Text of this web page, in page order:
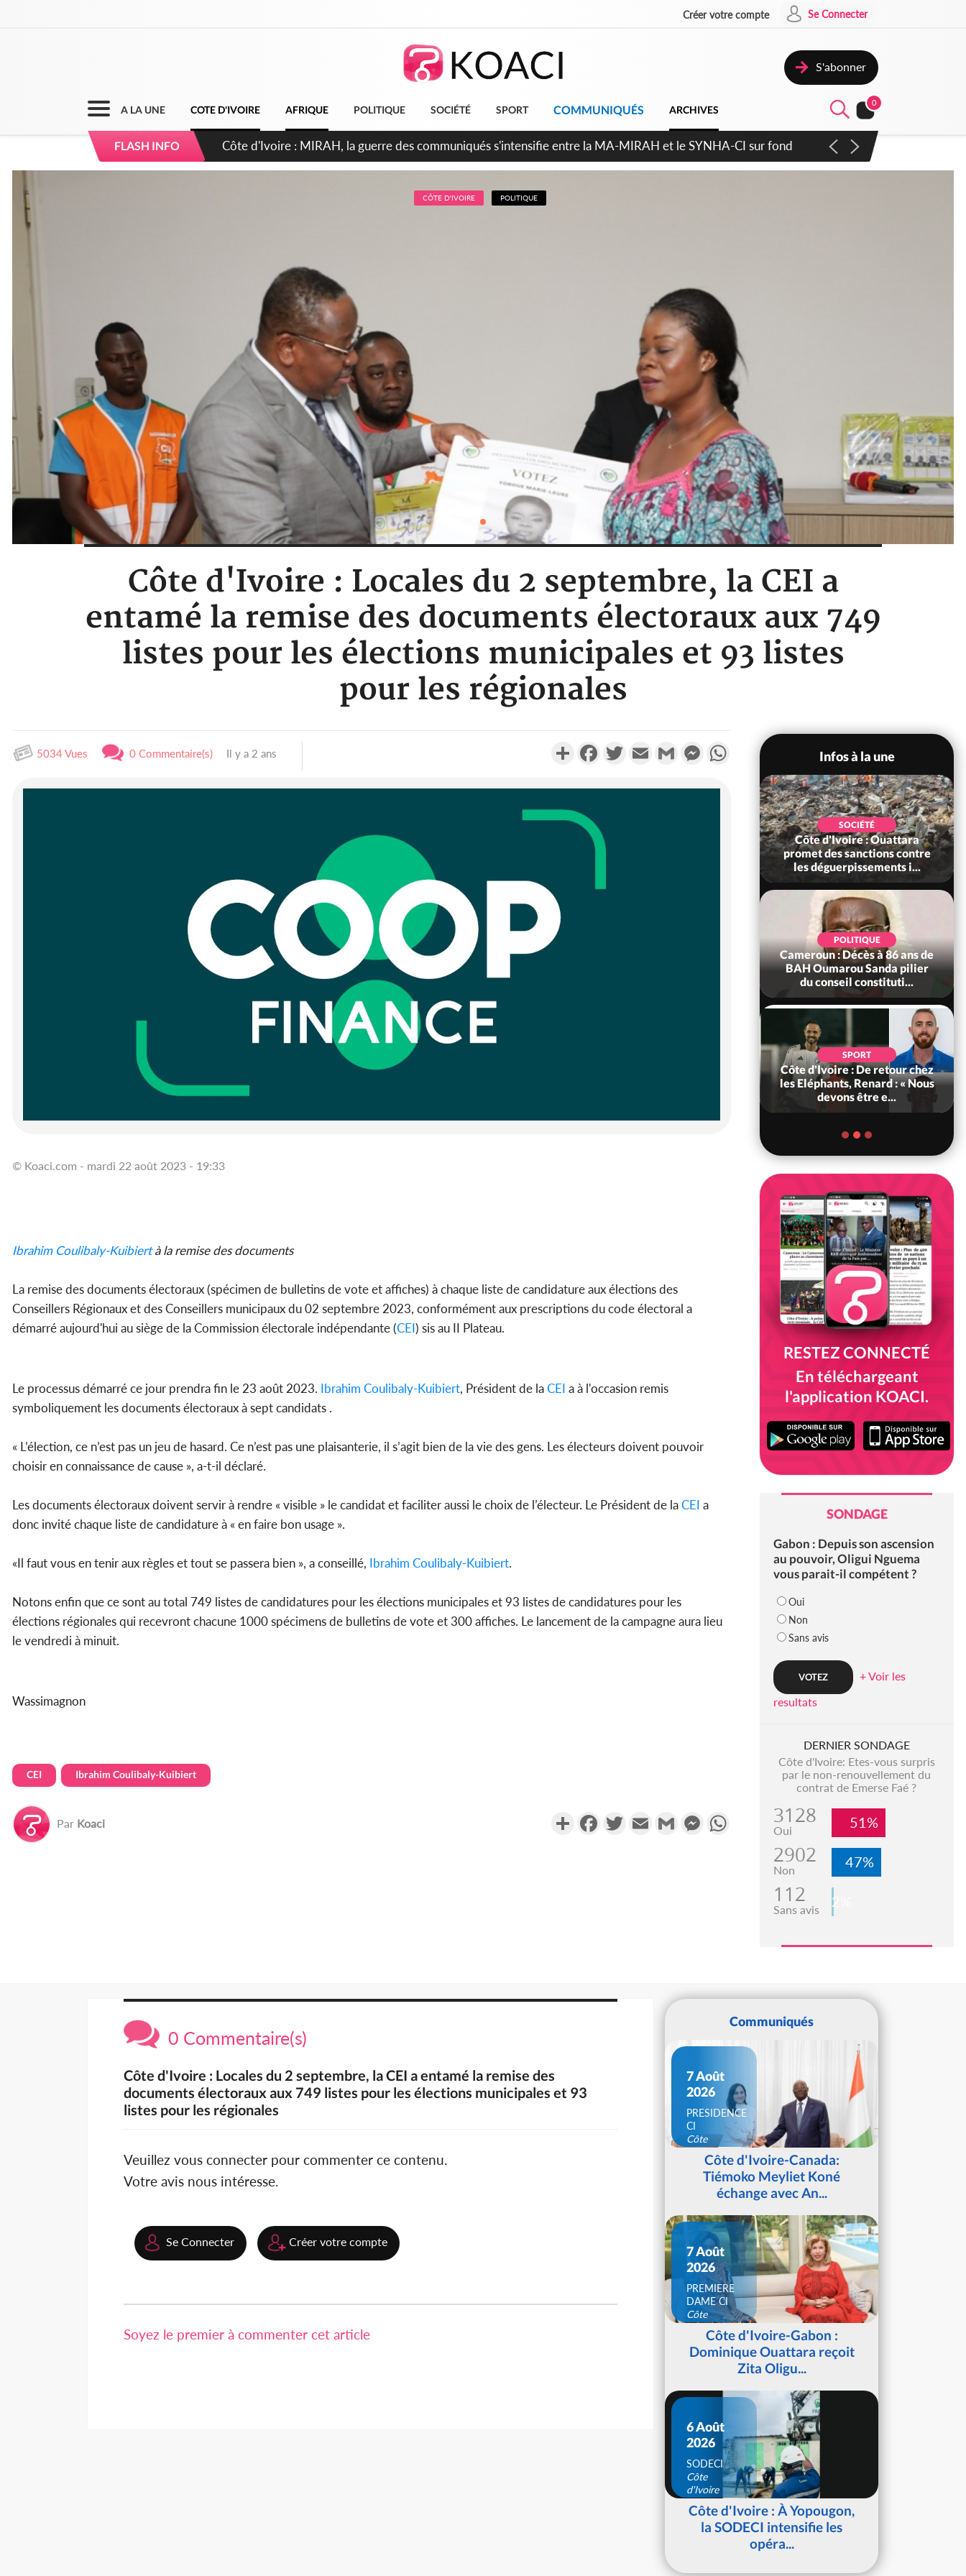
Créer votre compte Se Connecter
S'abonner
A LA UNE COTE D'IVOIRE AFRIQUE POLITIQUE SOCIÉTÉ SPORT COMMUNIQUÉS ARCHIVES
0
FLASH INFO Côte d'Ivoire : Indépendance 2026, Thiam plaide pour un environnement démocratique plus apaisé
CÔTE D'IVOIRE POLITIQUE
Côte d'Ivoire : Locales du 2 septembre, la CEI a
entamé la remise des documents électoraux aux 749
listes pour les élections municipales et 93 listes
pour les régionales
5034 Vues 0 Commentaire(s) Il y a 2 ans PartagerFacebookTwitterEmail Gmail MessengerWhatsApp
© Koaci.com - mardi 22 août 2023 - 19:33
Ibrahim Coulibaly-Kuibiertà la remise des documents
La remise des documents électoraux (spécimen de bulletins de vote et affiches) à chaque liste de candidature aux élections des
Conseillers Régionaux et des Conseillers municipaux du 02 septembre 2023, conformément aux prescriptions du code électoral a
démarré aujourd'hui au siège de la Commission électorale indépendante (CEI) sis au II Plateau.
Le processus démarré ce jour prendra fin le 23 août 2023. Ibrahim Coulibaly-Kuibiert, Président de laCEI a à l'occasion remis
symboliquement les documents électoraux à sept candidats .
« L’élection, ce n’est pas un jeu de hasard. Ce n’est pas une plaisanterie, il s’agit bien de la vie des gens. Les électeurs doivent pouvoir
choisir en connaissance de cause », a-t-il déclaré.
Les documents électoraux doivent servir à rendre « visible » le candidat et faciliter aussi le choix de l’électeur. Le Président de laCEI a
donc invité chaque liste de candidature à « en faire bon usage ».
«Il faut vous en tenir aux règles et tout se passera bien », a conseillé, Ibrahim Coulibaly-Kuibiert.
Notons enfin que ce sont au total 749 listes de candidatures pour les élections municipales et 93 listes de candidatures pour les
élections régionales qui recevront chacune 1000 spécimens de bulletins de vote et 300 affiches. Le lancement de la campagne aura lieu
le vendredi à minuit.
Wassimagnon
CEI Ibrahim Coulibaly-Kuibiert
Par Koaci PartagerFacebookTwitterEmail Gmail MessengerWhatsApp
Infos à la une
Côte d'Ivoire : Après le pari
réussi du 66e anniversaire,
SOCIÉTÉ
Côte d'Ivoire : Ouattara
promet des sanctions contre
les déguerpissements i...
POLITIQUE
Cameroun : Décès à 86 ans de
BAH Oumarou Sanda pilier
du conseil constituti...
SPORT
Côte d'Ivoire : De retour chez
les Eléphants, Renard : « Nous
devons être e...
RESTEZ CONNECTÉ
En téléchargeant
l'application KOACI.
SONDAGE
Gabon : Depuis son ascension
au pouvoir, Oligui Nguema
vous parait-il compétent ?
Oui
Non
Sans avis
+ Voir les
resultats
DERNIER SONDAGE
Côte d'Ivoire: Etes-vous surpris
par le non-renouvellement du
contrat de Emerse Faé ?
3128
Oui 51%
2902
Non 47%
112
Sans avis 2%
0 Commentaire(s)
Côte d'Ivoire : Locales du 2 septembre, la CEI a entamé la remise des
documents électoraux aux 749 listes pour les élections municipales et 93
listes pour les régionales
Veuillez vous connecter pour commenter ce contenu.
Votre avis nous intéresse.
Se Connecter Créer votre compte
Soyez le premier à commenter cet article
Communiqués
7 Août
2026
PRESIDENCE
CI
Côte
d'IvoireCôte d'Ivoire-Canada:
Tiémoko Meyliet Koné
échange avec An...
7 Août
2026
PREMIERE
DAME CI
Côte
d'IvoireCôte d'Ivoire-Gabon :
Dominique Ouattara reçoit
Zita Oligu...
6 Août
2026
SODECI
Côte
d'Ivoire
Côte d'Ivoire : À Yopougon,
la SODECI intensifie les
opéra...